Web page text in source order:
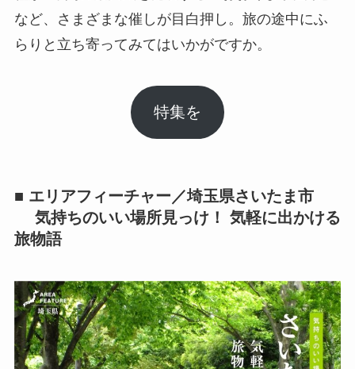
など、さまざまな催しが目白押し。旅の途中にふ
らりと立ち寄ってみてはいかがですか。
特集を
■ エリアフィーチャー／埼玉県さいたま市
気持ちのいい場所見っけ！ 気軽に出かける
旅物語